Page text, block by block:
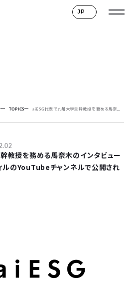
JP
TOPICS aiESG代表で九州大学主幹教授を務める馬奈木のインタビュー動画が、株式会社バイウィルのYouTubeチャンネルで公開されました
教授を務める馬奈木のインタビュー
ルのYouTubeチャンネルで公開され